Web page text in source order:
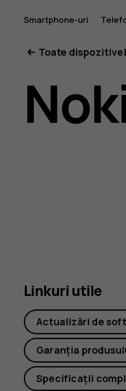
Ghid
de
5G
Smartphone-uri
Toate
Linkuri utile
Actualizări de
Garanția
Specificații